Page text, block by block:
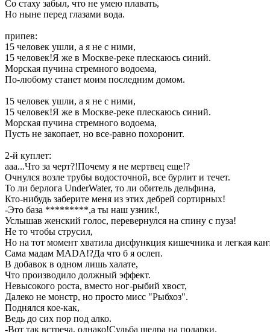
Со стаху забыл, что не умею плавать,
Но ныне перед глазами вода.
припев:
15 человек ушли, а я не с ними,
15 человек!Я же в Москве-реке плескаюсь синий.
Морская пучина стремного водоема,
По-любому станет моим последним домом.
15 человек ушли, а я не с ними,
15 человек!Я же в Москве-реке плескаюсь синий.
Морская пучина стремного водоема,
Пусть не закопает, но все-равно похоронит.
2-й куплет:
ааа...Что за черт?!Почему я не мертвец еще!?
Очнулся возле трубы водосточной, все бурлит и течет.
То ли берлога UnderWater, то ли обитель дельфина,
Кто-нибудь заберите меня из этих дебрей сортирных!
-Это база *********,а ты наш узник!,
Услышав женский голос, перевернулся на спину с пуза!
Не то чтобы струсил,
Но на тот момент хватила дисфункция кишечника и легкая
Сама мадам MADA!?Да что б я ослеп.
В добавок в одном лишь халате,
Что производило должный эффект.
Невысокого роста, вместо ног-рыбий хвост,
Далеко не монстр, но просто мисс "Рыбхоз".
Поднялся кое-как,
Ведь до сих пор под алко.
-Вот так встреча, однако!Судьба щедра на подарки.